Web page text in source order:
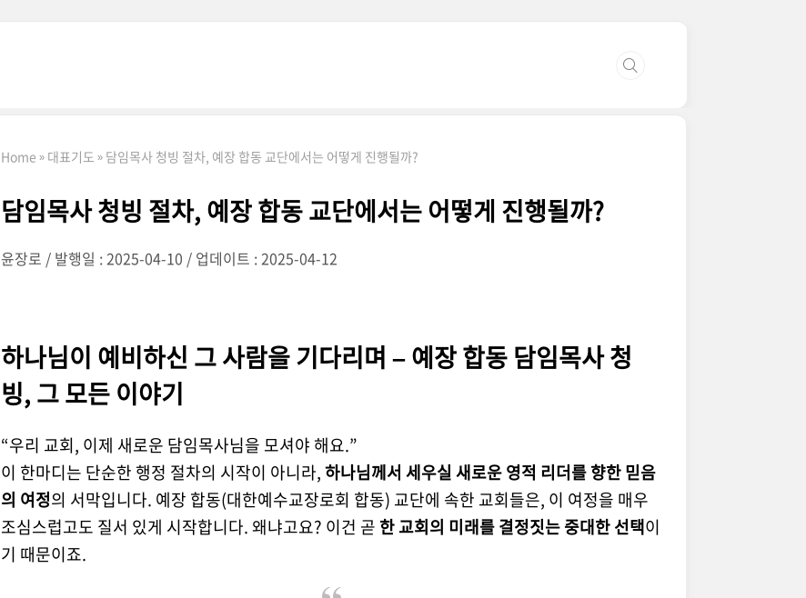
Home 대표기도 담임목사 청빙 절차, 예장 합동 교단에서는 어떻게 진행될까?
담임목사 청빙 절차, 예장 합동 교단에서는 어떻게 진행될까?
윤장로 발행일 : 2025-04-10 업데이트 : 2025-04-12
하나님이 예비하신 그 사람을 기다리며 – 예장 합동 담임목사 청
빙, 그 모든 이야기
“우리 교회, 이제 새로운 담임목사님을 모셔야 해요.”
이 한마디는 단순한 행정 절차의 시작이 아니라,하나님께서 세우실 새로운 영적 리더를 향한 믿음
의 여정의 서막입니다. 예장 합동(대한예수교장로회 합동) 교단에 속한 교회들은, 이 여정을 매우
조심스럽고도 질서 있게 시작합니다. 왜냐고요? 이건 곧 한 교회의 미래를 결정짓는 중대한 선택이
기 때문이죠.